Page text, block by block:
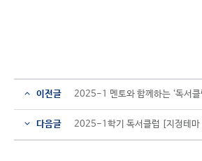
이전글 2025-1 멘토와 함께하는 ‘독서
다음글